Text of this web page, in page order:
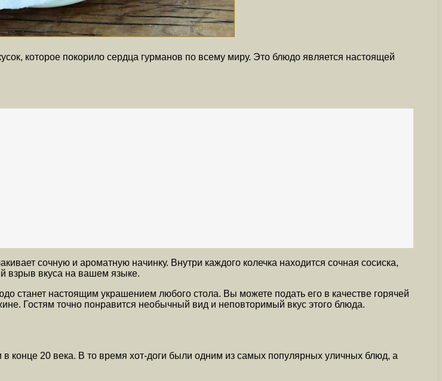
которое покорило сердца гурманов по всему миру. Это блюдо является настоящей
сочную и ароматную начинку. Внутри каждого колечка находится сочная сосиска,
взрыв вкуса на вашем языке.
станет настоящим украшением любого стола. Вы можете подать его в качестве горячей
Гостям точно понравится необычный вид и неповторимый вкус этого блюда.
конце 20 века. В то время хот-доги были одним из самых популярных уличных блюд, а